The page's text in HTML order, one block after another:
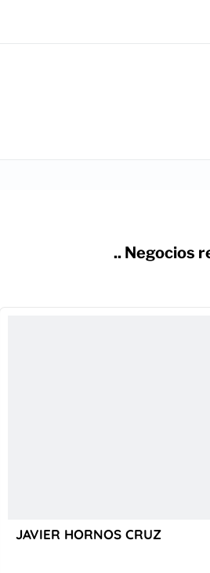
.. Negocios
JAVIER HORNOS CRUZ